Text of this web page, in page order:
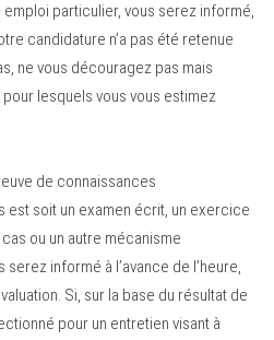
particulier, vous serez informé,
candidature n’a pas été retenue
ne vous découragez pas mais
lesquels vous vous estimez
de connaissances
est soit un examen écrit, un exercice
ou un autre mécanisme
serez informé à l’avance de l’heure,
Si, sur la base du résultat de
pour un entretien visant à